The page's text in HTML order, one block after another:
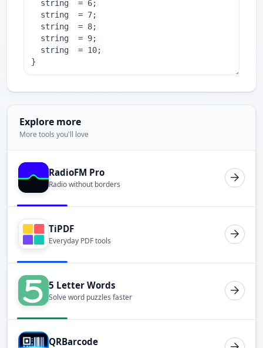
Explore more
More tools you'll love
RadioFM Pro
Radio without borders
TiPDF
Everyday PDF tools
5 Letter Words
Solve word puzzles faster
QRBarcode